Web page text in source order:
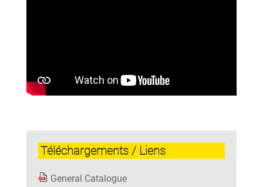
Téléchargements / Liens
General Catalogue